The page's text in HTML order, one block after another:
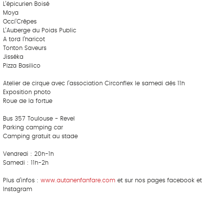
L’épicurien Boisé
Moya
Occi’Crêpes
L’Auberge du Poids Public
A tord l’haricot
Tonton Saveurs
Jisséka
Pizza Basilico
Atelier de cirque avec l’association Circonflex le samedi dés 11h
Exposition photo
Roue de la fortue
Bus 357 Toulouse - Revel
Parking camping car
Camping gratuit au stade
Vendredi : 20h-1h
Samedi : 11h-2h
Plus d’infos : www.autanenfanfare.com et sur nos pages facebook et
Instagram